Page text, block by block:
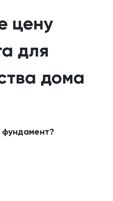
цену
для
дома
фундамент?